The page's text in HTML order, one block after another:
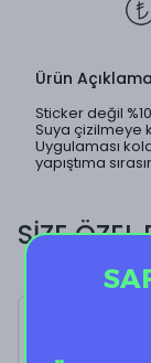
Ürün
Sticker değil
Suya çizilmeye
Uygulaması
yapıştıma
SİZE